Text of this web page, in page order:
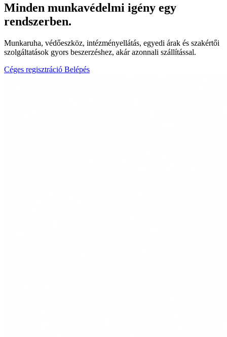
Minden munkavédelmi igény egy
rendszerben.
Munkaruha, védőeszköz, intézményellátás, egyedi árak és szakértői
szolgáltatások gyors beszerzéshez, akár azonnali szállítással.
Céges regisztráció Belépés